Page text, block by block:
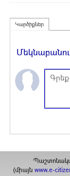
Կարծիքներ
(միայն www.e-